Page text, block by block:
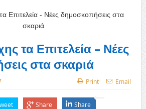
τα Επιτελεία – Νέες
στα σκαριά
Print Email
Share Share